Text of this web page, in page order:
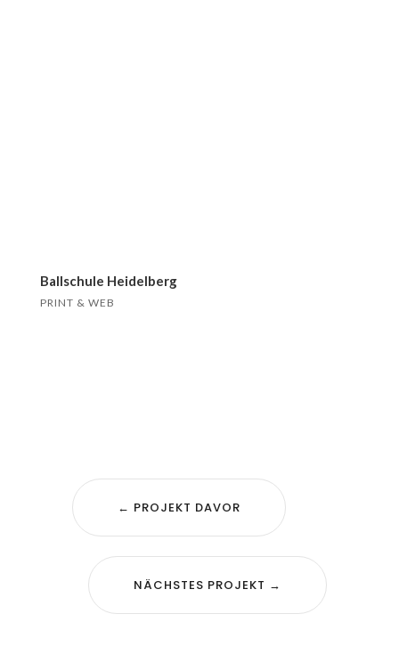
Ballschule Heidelberg
PRINT & WEB
← PROJEKT DAVOR
NÄCHSTES PROJEKT →